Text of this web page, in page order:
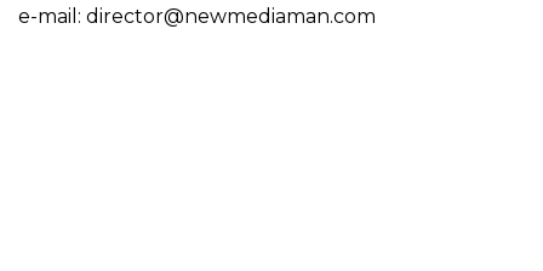
e-mail: director@newmediaman.com